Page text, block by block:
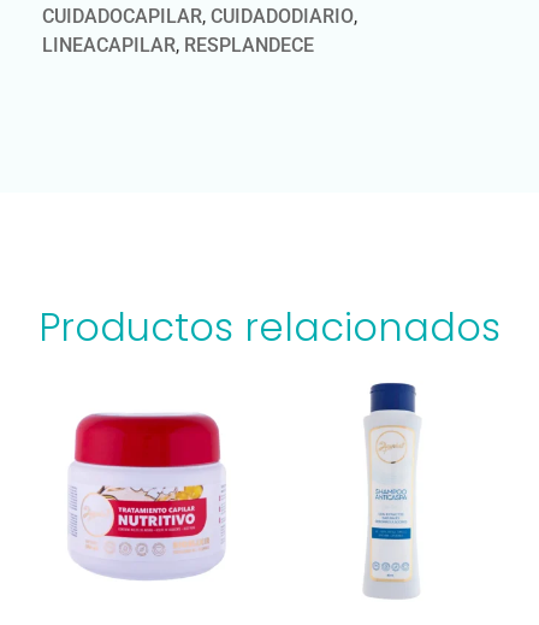
CUIDADOCAPILAR, CUIDADODIARIO,
LINEACAPILAR, RESPLANDECE
Productos relacionados